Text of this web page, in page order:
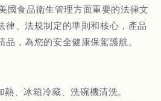
國食品衛生管理方面重要的法律文
律、法規制定的準則和核心，產品
，為您的安全健康保駕護航。
、冰箱冷藏、洗碗機清洗。